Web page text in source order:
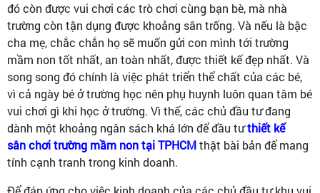
đó còn được vui chơi các trò chơi cùng bạn bè, mà nhà
trường còn tận dụng được khoảng sân trống. Và nếu là bậc
cha mẹ, chắc chắn họ sẽ muốn gửi con mình tới trường
mầm non tốt nhất, an toàn nhất, được thiết kế đẹp nhất. Và
song song đó chính là việc phát triển thể chất của các bé,
vì cả ngày bé ở trường học nên phụ huynh luôn quan tâm bé
vui chơi gì khi học ở trường. Vì thế, các chủ đầu tư đang
dành một khoảng ngân sách khá lớn để đầu tưthiết kế
sân chơi trường mầm non tại TPHCMthật bài bản để mang
tính cạnh tranh trong kinh doanh.